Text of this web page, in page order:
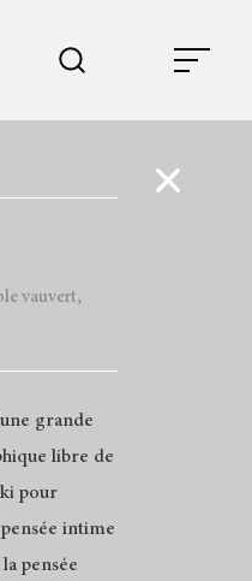
vauvert,
grande
libre de
pour
intime
pensée